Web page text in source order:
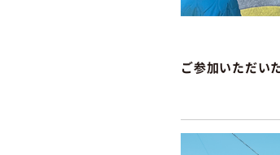
ご参加いただい